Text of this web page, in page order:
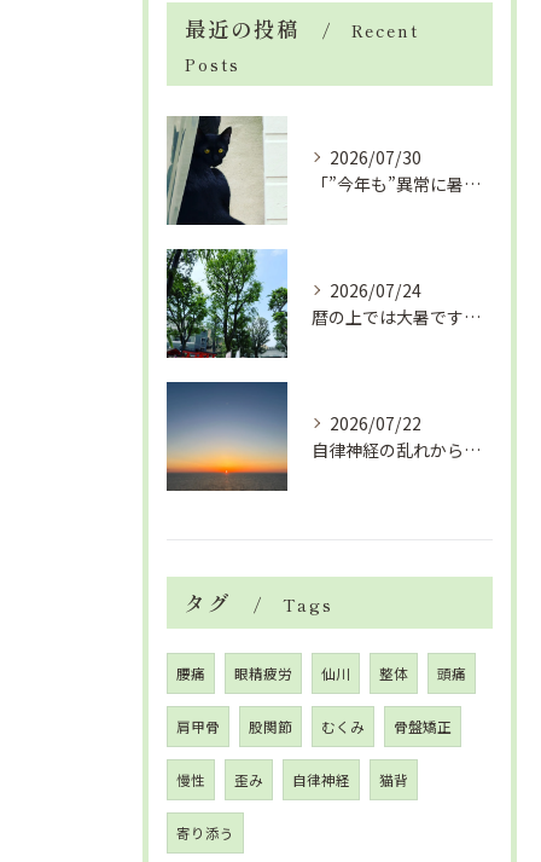
最近の投稿
Recent
Posts
2026/07/30
「”今年も”異常に暑い夏」酷暑+冷房＝夏風邪、腰痛、ひざの痛...
2026/07/24
暦の上では大暑です！腰痛や肩こりから来る頭痛
2026/07/22
自律神経の乱れから生活習慣病、血液循環の滞り
タグ Tags
腰痛 眼精疲労 仙川 整体 頭痛
肩甲骨 股関節 むくみ 骨盤矯正
慢性 歪み 自律神経 猫背
寄り添う